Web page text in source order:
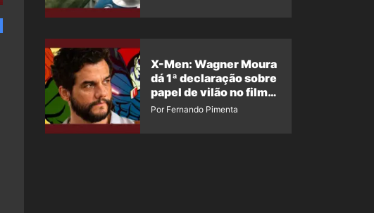
X-Men: Wagner Moura
dá 1ª declaração sobre
papel de vilão no filme
da Marvel
Por Fernando Pimenta